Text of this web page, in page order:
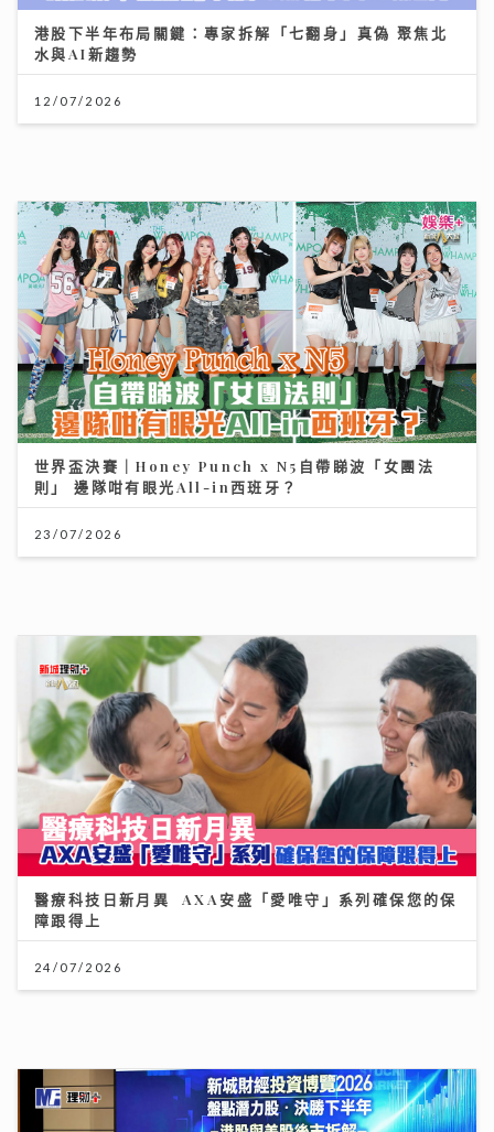
世界盃決賽｜Honey Punch x N5自帶睇波「女團法
則」 邊隊咁有眼光All-in西班牙？
23/07/2026
醫療科技日新月異 AXA安盛「愛唯守」系列確保您的保
障跟得上
24/07/2026
資產防禦與跨市場實戰： 加息與減息對金價的影響 如何
利用跨市場ETF策略與黃金配置
12/07/2026
沿途有我｜歐陽德勛、陳德彰「同屆新秀」重聚 陳德彰